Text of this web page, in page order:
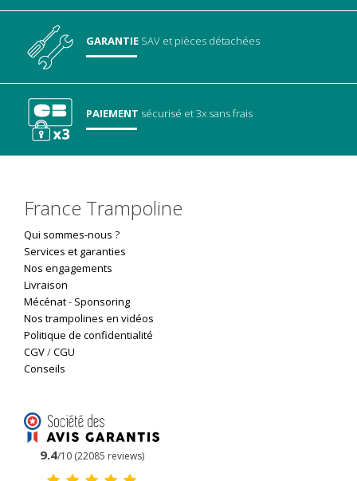
GARANTIE SAV et pièces détachées
PAIEMENT sécurisé et 3x sans frais
France Trampoline
Qui sommes-nous ?
Services et garanties
Nos engagements
Livraison
Mécénat- Sponsoring
Nos trampolines en vidéos
Politique de confidentialité
CGV/CGU
Conseils
9.4/10 (22085 reviews)